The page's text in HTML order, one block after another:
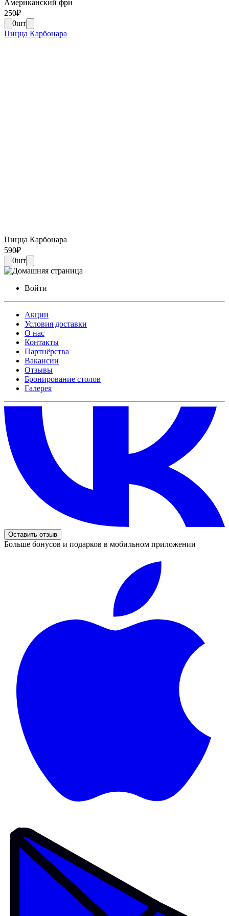
Американский фри
250₽
0шт
Пицца Карбонара
Пицца Карбонара
590₽
0шт
Войти
Акции
Условия доставки
О нас
Контакты
Партнёрства
Вакансии
Отзывы
Бронирование столов
Галерея
Оставить отзыв
Больше бонусов и подарков в мобильном приложении